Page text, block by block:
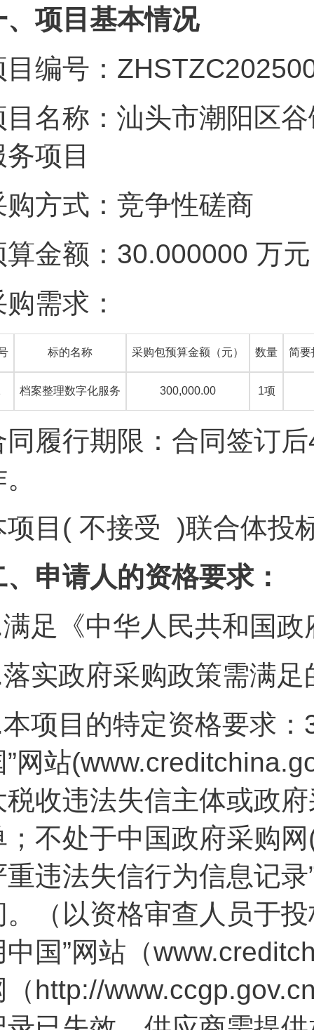
、项目基本情况
目编号：
目名称：汕头市潮阳区
项目
购方式：竞争性磋商
算金额：30.000000 万
需求：
标的名称 采购包预算金额（元） 数量 简要
档案整理数字化服务 300,000.00 1项
同履行期限：合同签订
项目( 不接受 )联合体投
、申请人的资格要求：
满足《中华人民共和国
落实政府采购政策需满
本项目的特定资格要求
”网站
税收违法失信主体或政
；不处于中国政府采购
重违法失信行为信息记
。（以资格审查人员于
中国”网站（
（http://